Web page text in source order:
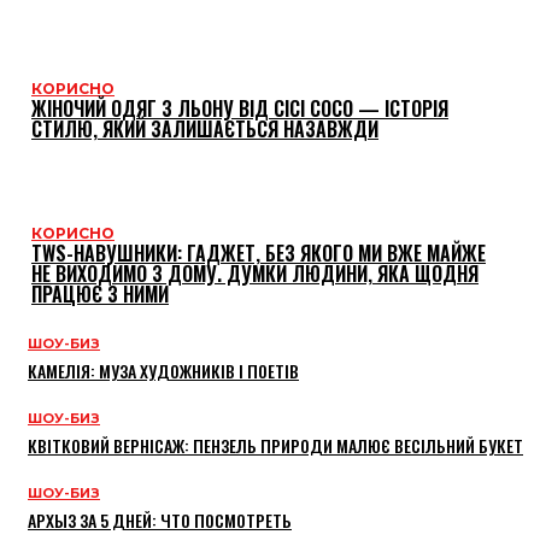
КОРИСНО
ЖІНОЧИЙ ОДЯГ З ЛЬОНУ ВІД CICI COCO — ІСТОРІЯ
СТИЛЮ, ЯКИЙ ЗАЛИШАЄТЬСЯ НАЗАВЖДИ
КОРИСНО
TWS-НАВУШНИКИ: ГАДЖЕТ, БЕЗ ЯКОГО МИ ВЖЕ МАЙЖЕ
НЕ ВИХОДИМО З ДОМУ. ДУМКИ ЛЮДИНИ, ЯКА ЩОДНЯ
ПРАЦЮЄ З НИМИ
ШОУ-БИЗ
КАМЕЛІЯ: МУЗА ХУДОЖНИКІВ І ПОЕТІВ
ШОУ-БИЗ
КВІТКОВИЙ ВЕРНІСАЖ: ПЕНЗЕЛЬ ПРИРОДИ МАЛЮЄ ВЕСІЛЬНИЙ БУКЕТ
ШОУ-БИЗ
АРХЫЗ ЗА 5 ДНЕЙ: ЧТО ПОСМОТРЕТЬ